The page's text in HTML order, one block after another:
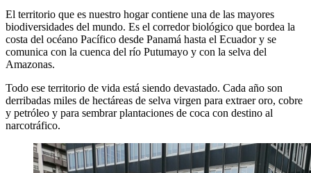
El territorio que es nuestro hogar contiene una de las mayores
biodiversidades del mundo. Es el corredor biológico que bordea la
costa del océano Pacífico desde Panamá hasta el Ecuador y se
comunica con la cuenca del río Putumayo y con la selva del
Amazonas.
Todo ese territorio de vida está siendo devastado. Cada año son
derribadas miles de hectáreas de selva virgen para extraer oro, cobre
y petróleo y para sembrar plantaciones de coca con destino al
narcotráfico.